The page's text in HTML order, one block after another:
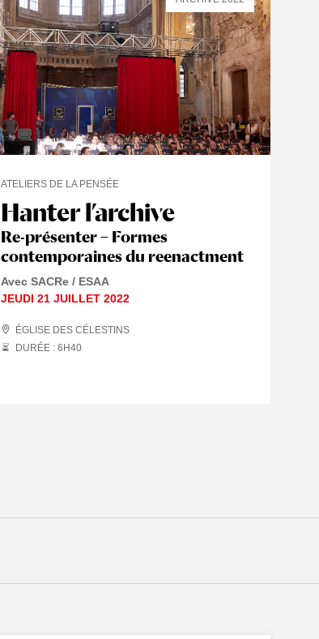
Hanter l’archive
Re-présenter – Formes
contemporaines du reenactment
ATELIERS DE LA PENSÉE
Avec SACRe / ESAA
JEUDI 21 JUILLET 2022
ÉGLISE DES CÉLESTINS
DURÉE : 6H40